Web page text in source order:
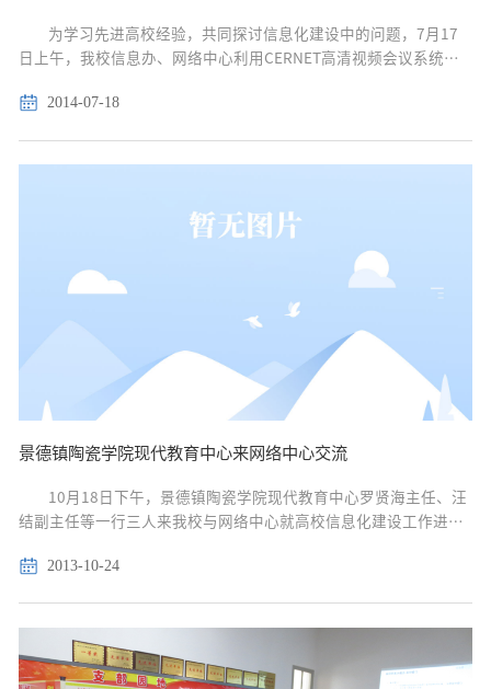
为学习先进高校经验，共同探讨信息化建设中的问题，7月17
日上午，我校信息办、网络中心利用CERNET高清视频会议系统与
息中心辛华龙主任、李璐副主任、我校信息办与网络中心负责人以
2014-07-18
景德镇陶瓷学院现代教育中心来网络中心交流
10月18日下午，景德镇陶瓷学院现代教育中心罗贤海主任、汪
结副主任等一行三人来我校与网络中心就高校信息化建设工作进行
细介绍了我校校园网和信息化情况，...
2013-10-24